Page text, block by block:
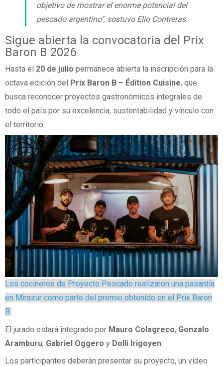
objetivo de mostrar el enorme potencial del
pescado argentino", sostuvo Elio Contreras.
Sigue abierta la convocatoria del Prix
Baron B 2026
Hasta el 20 de julio permanece abierta la inscripción para la
octava edición del Prix Baron B – Édition Cuisine, que
busca reconocer proyectos gastronómicos integrales de
todo el país por su excelencia, sustentabilidad y vínculo con
el territorio.
Los cocineros de Proyecto Pescado realizaron una pasantía
en Mirazur como parte del premio obtenido en el Prix Baron
B.
El jurado estará integrado por Mauro Colagreco, Gonzalo
Aramburu, Gabriel Oggero y Dolli Irigoyen
Los participantes deberán presentar su proyecto, un video